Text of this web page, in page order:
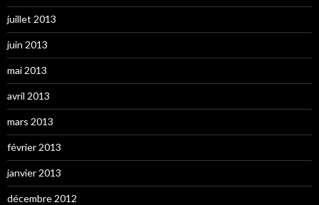
juillet 2013
juin 2013
mai 2013
avril 2013
mars 2013
février 2013
janvier 2013
décembre 2012